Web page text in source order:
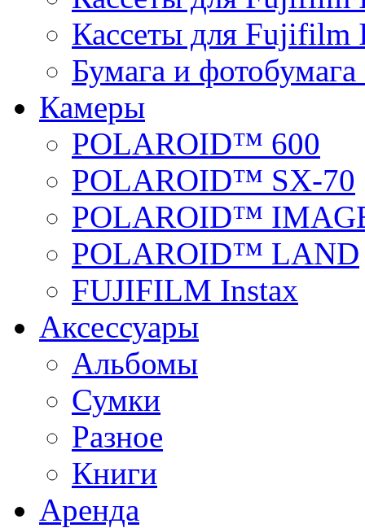
Кассеты для Fujifilm
Бумага и
Камеры
POLAROID™ 600
POLAROID™ SX-70
POLAROID™
POLAROID™ LAND
FUJIFILM Instax
Аксессуары
Альбомы
Сумки
Разное
Книги
Аренда